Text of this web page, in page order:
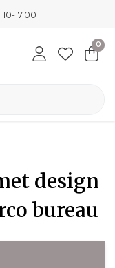
17.00
0
design
bureau